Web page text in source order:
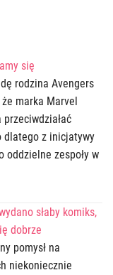
się
rodzina Avengers
marka Marvel
przeciwdziałać
dlatego z inicjatywy
oddzielne zespoły w
słaby komiks,
dobrze
pomysł na
niekoniecznie